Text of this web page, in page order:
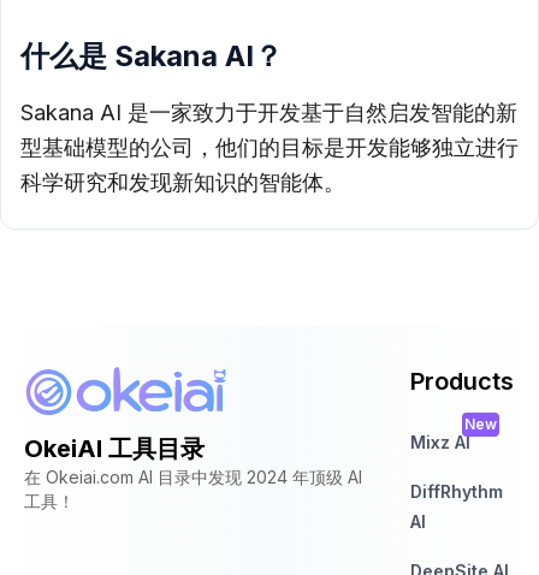
什么是 Sakana AI？
Sakana AI 是一家致力于开发基于自然启发智能的新
型基础模型的公司，他们的目标是开发能够独立进行
科学研究和发现新知识的智能体。
OkeiAI 工具目录
在 Okeiai.com AI 目录中发现 2024 年顶级 AI
工具！
Products
Mixz AI
New
DiffRhythm
AI
DeepSite AI